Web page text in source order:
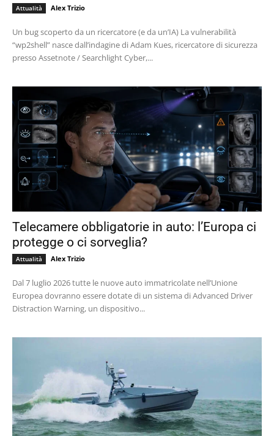
Attualità Alex Trizio
Un bug scoperto da un ricercatore (e da un’IA) La vulnerabilità
“wp2shell” nasce dall’indagine di Adam Kues, ricercatore di sicurezza
presso Assetnote / Searchlight Cyber,...
Telecamere obbligatorie in auto: l’Europa ci
protegge o ci sorveglia?
Attualità Alex Trizio
Dal 7 luglio 2026 tutte le nuove auto immatricolate nell’Unione
Europea dovranno essere dotate di un sistema di Advanced Driver
Distraction Warning, un dispositivo...